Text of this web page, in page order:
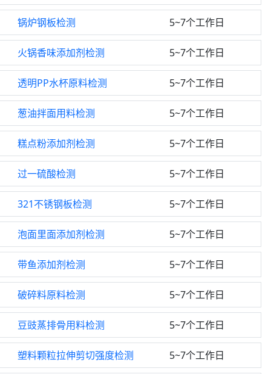
锅炉钢板检测 5~7个工作日
火锅香味添加剂检测 5~7个工作日
透明PP水杯原料检测 5~7个工作日
葱油拌面用料检测 5~7个工作日
糕点粉添加剂检测 5~7个工作日
过一硫酸检测 5~7个工作日
321不锈钢板检测 5~7个工作日
泡面里面添加剂检测 5~7个工作日
带鱼添加剂检测 5~7个工作日
破碎料原料检测 5~7个工作日
豆豉蒸排骨用料检测 5~7个工作日
塑料颗粒拉伸剪切强度检测 5~7个工作日